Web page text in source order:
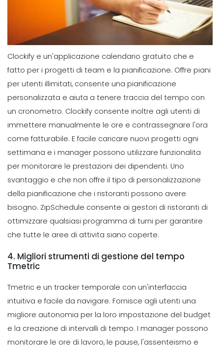
Clockify e un'applicazione calendario gratuito che e
fatto per i progetti di team e la pianificazione. Offre piani
per utenti illimitati, consente una pianificazione
personalizzata e aiuta a tenere traccia del tempo con
un cronometro. Clockify consente inoltre agli utenti di
immettere manualmente le ore e contrassegnare l'ora
come fatturabile. E facile caricare nuovi progetti ogni
settimana e i manager possono utilizzare funzionalita
per monitorare le prestazioni dei dipendenti. Uno
svantaggio e che non offre il tipo di personalizzazione
della pianificazione che i ristoranti possono avere
bisogno. ZipSchedule consente ai gestori di ristoranti di
ottimizzare qualsiasi programma di turni per garantire
che tutte le aree di attivita siano coperte.
4. Migliori strumenti di gestione del tempo
Tmetric
Tmetric e un tracker temporale con un'interfaccia
intuitiva e facile da navigare. Fornisce agli utenti una
migliore autonomia per la loro impostazione del budget
e la creazione di intervalli di tempo. I manager possono
monitorare le ore di lavoro, le pause, l'assenteismo e